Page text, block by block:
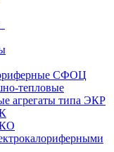
СФОЦ
тепловые
агрегаты типа ЭКР